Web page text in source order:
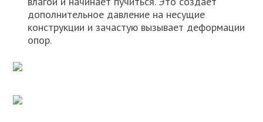
дополнительное давление на несущие
конструкции и зачастую вызывает деформации
опор.